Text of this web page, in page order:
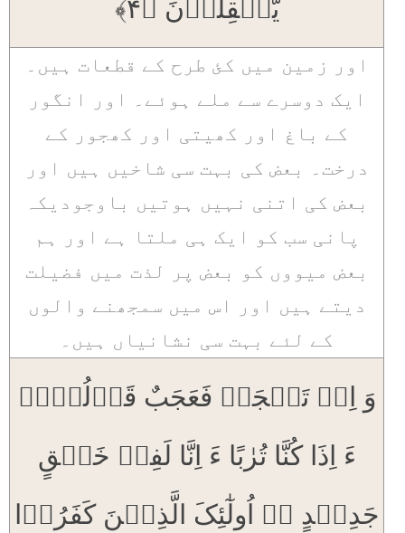
یَّعۡقِلُوۡنَ ﴿۴﴾
اور زمین میں کئ طرح کے قطعات ہیں۔
ایک دوسرے سے ملے ہوئے۔ اور انگور
کے باغ اور کھیتی اور کھجور کے
درخت۔ بعض کی بہت سی شاخیں ہیں اور
بعض کی اتنی نہیں ہوتیں باوجودیکہ
پانی سب کو ایک ہی ملتا ہے اور ہم
بعض میووں کو بعض پر لذت میں فضیلت
دیتے ہیں اور اس میں سمجھنے والوں
کے لئے بہت سی نشانیاں ہیں۔
وَ اِنۡ تَعۡجَبۡ فَعَجَبٌ قَوۡلُہُمۡ
ءَ اِذَا کُنَّا تُرٰبًا ءَ اِنَّا لَفِیۡ خَلۡقٍ
جَدِیۡدٍ ۬ؕ اُولٰٓئِکَ الَّذِیۡنَ کَفَرُوۡا